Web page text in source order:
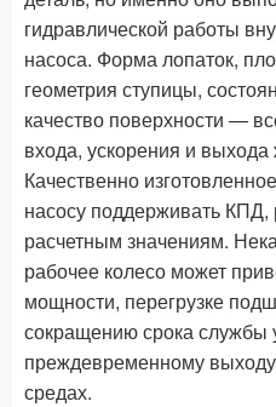
гидравлической работы
насоса. Форма лопаток,
геометрия ступицы,
качество поверхности —
входа, ускорения и выхода
Качественно
насосу поддерживать КПД,
расчетным значениям.
рабочее колесо может
мощности, перегрузке
сокращению срока службы
преждевременному
средах.